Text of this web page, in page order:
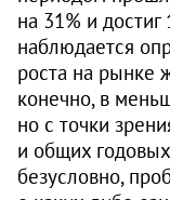
на 31% и
наблюдается
роста на рынке
конечно, в
но с точки
и общих
безусловно,